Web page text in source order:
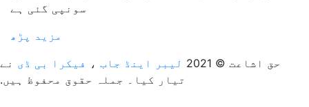
سونپی گئی ہے
مزید پڑھ
حق اشاعت © 2021
لیبر اینڈ جاب ، فیکرا بی ڈی نے
تیار کیا۔ جملہ حقوق محفوظ ہیں.